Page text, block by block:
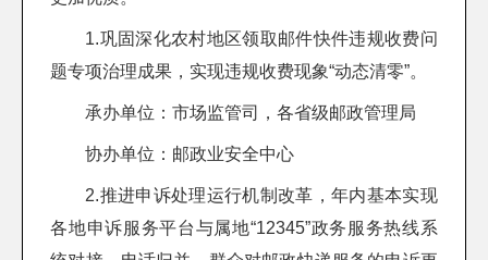
1.巩固深化农村地区领取邮件快件违规收费问
题专项治理成果，实现违规收费现象“动态清零”。
承办单位：市场监管司，各省级邮政管理局
协办单位：邮政业安全中心
2.推进申诉处理运行机制改革，年内基本实现
各地申诉服务平台与属地“12345”政务服务热线系